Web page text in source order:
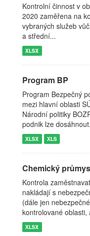
Kontrolní činnost v
2020 zaměřena na
vybraných služeb
a střední...
XLSX
Program BP
Program Bezpečný
mezi hlavní oblasti
Národní politiky
podnik lze
XLSX XLS
Chemický
Kontrola
nakládají s
(dále jen
kontrolované oblasti,
XLSX